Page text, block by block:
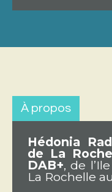
À propos
Hédonia
de La
DAB+, de
La Rochelle